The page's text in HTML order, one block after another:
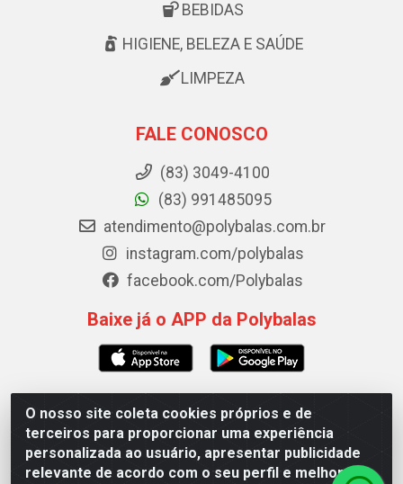
O nosso site coleta cookies próprios e de
terceiros para proporcionar uma experiência
personalizada ao usuário, apresentar publicidade
relevante de acordo com o seu perfil e melhorar a
BEBIDAS
HIGIENE, BELEZA E SAÚDE
LIMPEZA
FALE CONOSCO
(83) 3049-4100
(83) 991485095
atendimento@polybalas.com.br
instagram.com/polybalas
facebook.com/Polybalas
Baixe já o APP da Polybalas
Polybalas - Rua João Miguel de Souza, 173 Galpão B -
Ernesto Geisel, João Pessoa/PB - CEP 58.075-075 - CNPJ
00.909.327/0002-61